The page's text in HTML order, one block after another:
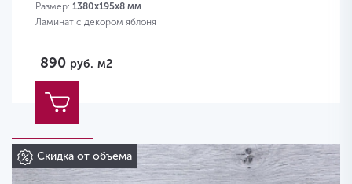
Размер: 1380х195х8 мм
Ламинат с декором яблоня
890 руб. м2
Скидка от объема